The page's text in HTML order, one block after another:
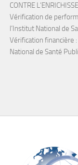
CONTRE
Vérification de
l’Institut National de
Vérification financière
National de Santé